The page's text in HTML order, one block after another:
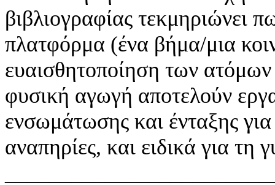
βιβλιογραφίας τεκμηριώνει
πλατφόρμα (ένα βήμα/μια
ευαισθητοποίηση των
φυσική αγωγή αποτελούν
ενσωμάτωσης και ένταξης
αναπηρίες, και ειδικά για τη